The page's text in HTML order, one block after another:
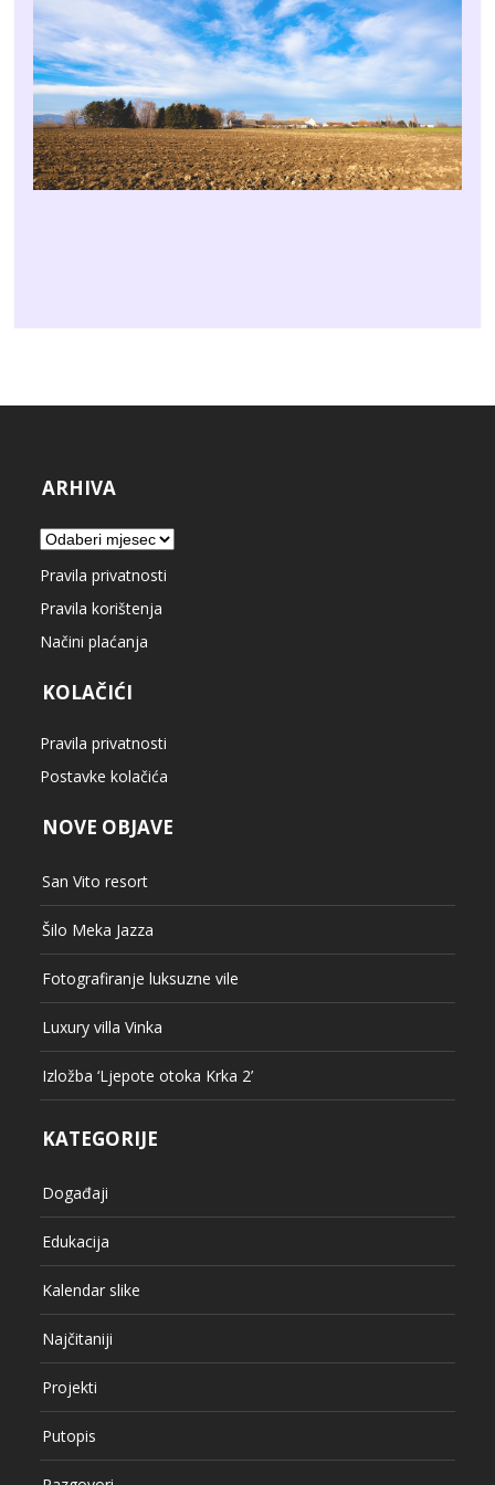
ARHIVA
Arhiva
Pravila privatnosti
Pravila korištenja
Načini plaćanja
KOLAČIĆI
Pravila privatnosti
Postavke kolačića
NOVE OBJAVE
San Vito resort
Šilo Meka Jazza
Fotografiranje luksuzne vile
Luxury villa Vinka
Izložba ‘Ljepote otoka Krka 2’
KATEGORIJE
Događaji
Edukacija
Kalendar slike
Najčitaniji
Projekti
Putopis